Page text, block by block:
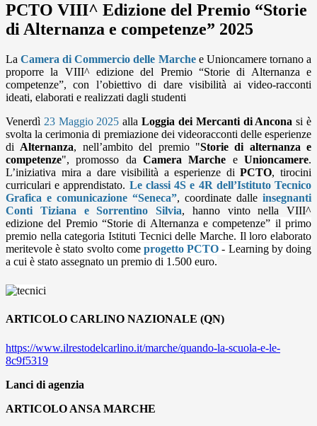
PCTO VIII^ Edizione del Premio “Storie
di Alternanza e competenze” 2025
LaCamera di Commercio delle Marchee Unioncamere tornano a
proporre la VIII^ edizione del Premio “Storie di Alternanza e
competenze”, con l’obiettivo di dare visibilità ai video-racconti
ideati, elaborati e realizzati dagli studenti
Venerdì 23 Maggio 2025 allaLoggia dei Mercanti di Ancona si è
svolta la cerimonia di premiazione dei videoracconti delle esperienze
di Alternanza, nell’ambito del premio "Storie di alternanza e
competenze", promosso da Camera Marche eUnioncamere.
L’iniziativa mira a dare visibilità a esperienze diPCTO, tirocini
curriculari e apprendistato. Le classi 4S e 4R dell’Istituto Tecnico
Grafica e comunicazione “Seneca”, coordinate dalle insegnanti
Conti Tiziana e Sorrentino Silvia, hanno vinto nella VIII^
edizione del Premio “Storie di Alternanza e competenze” il primo
premio nella categoria Istituti Tecnici delle Marche. Il loro elaborato
meritevole è stato svolto come progetto PCTO - Learning by doing
a cui è stato assegnato un premio di 1.500 euro.
ARTICOLO CARLINO NAZIONALE (QN)
https://www.ilrestodelcarlino.it/marche/quando-la-scuola-e-le-
8c9f5319
Lanci di agenzia
ARTICOLO ANSA MARCHE